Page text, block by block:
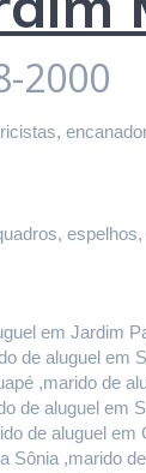
2000
em Jardim
de aluguel em
,marido de
de aluguel em
de aluguel
,marido